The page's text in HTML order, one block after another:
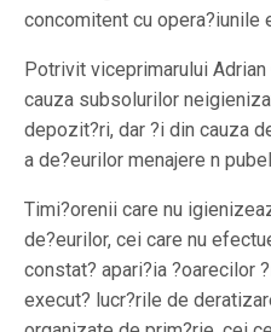
concomitent cu opera?iunile
Potrivit viceprimarului
cauza subsolurilor
depozit?ri, dar ?i din cauza
a de?eurilor menajere n
Timi?orenii care nu
de?eurilor, cei care nu
constat? apari?ia ?oarecilor
execut? lucr?rile de